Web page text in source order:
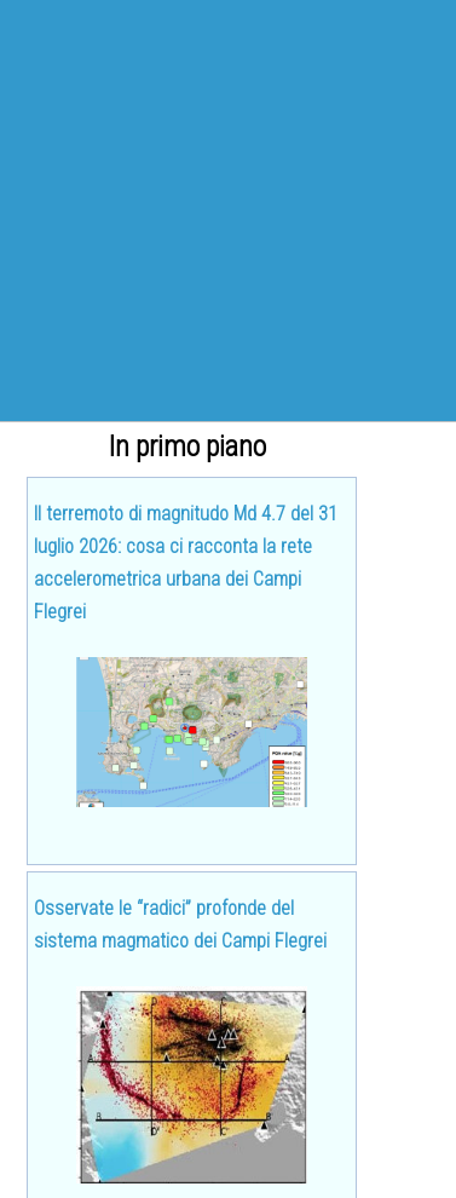
In primo piano
Il terremoto di magnitudo Md 4.7 del 31
luglio 2026: cosa ci racconta la rete
accelerometrica urbana dei Campi
Flegrei
Osservate le “radici” profonde del
sistema magmatico dei Campi Flegrei